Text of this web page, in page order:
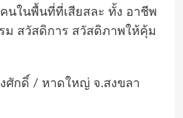
นในพื้นที่ที่เสียสละ ทั้ง อาชีพ
ม สวัสดิการ สวัสดิภาพให้คุ้ม
ศักดิ์ / หาดใหญ่ จ.สงขลา